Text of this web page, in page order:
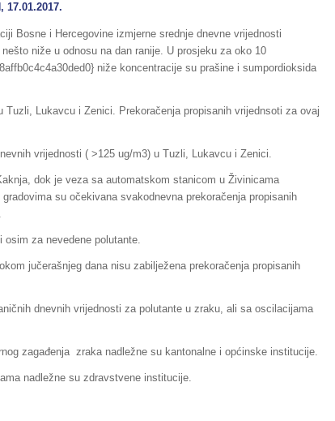
17.01.2017.
Bosne i Hercegovine izmjerne srednje dnevne vrijednosti
niže u odnosu na dan ranije. U prosjeku za oko 10
niže koncentracije su prašine i sumpordioksida
Lukavcu i Zenici. Prekoračenja propisanih vrijednsoti za ovaj
vrijednosti ( >125 ug/m3) u Tuzli, Lukavcu i Zenici.
dok je veza sa automatskom stanicom u Živinicama
su očekivana svakodnevna prekoračenja propisanih
za nevedene polutante.
jučerašnjeg dana nisu zabilježena prekoračenja propisanih
dnevnih vrijednosti za polutante u zraku, ali sa oscilacijama
zagađenja zraka nadležne su kantonalne i općinske institucije.
nadležne su zdravstvene institucije.